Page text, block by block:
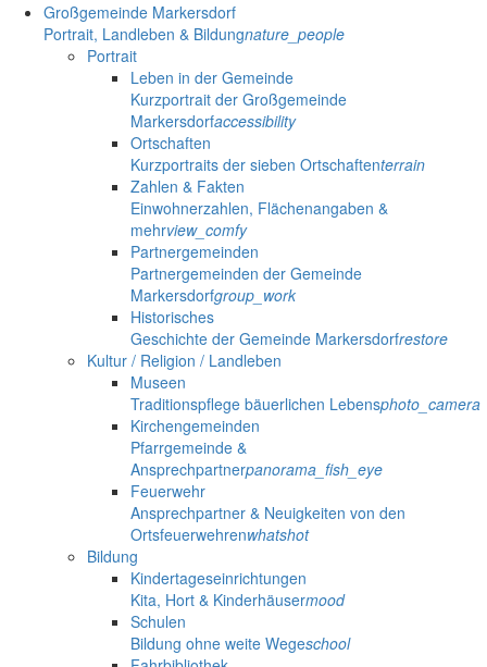
Großgemeinde Markersdorf
Portrait, Landleben & Bildungnature_people
Portrait
Leben in der Gemeinde
Kurzportrait der Großgemeinde
Markersdorfaccessibility
Ortschaften
Kurzportraits der sieben Ortschaftenterrain
Zahlen & Fakten
Einwohnerzahlen, Flächenangaben &
mehrview_comfy
Partnergemeinden
Partnergemeinden der Gemeinde
Markersdorfgroup_work
Historisches
Geschichte der Gemeinde Markersdorfrestore
Kultur / Religion / Landleben
Museen
Traditionspflege bäuerlichen Lebensphoto_camera
Kirchengemeinden
Pfarrgemeinde &
Ansprechpartnerpanorama_fish_eye
Feuerwehr
Ansprechpartner & Neuigkeiten von den
Ortsfeuerwehrenwhatshot
Bildung
Kindertageseinrichtungen
Kita, Hort & Kinderhäusermood
Schulen
Bildung ohne weite Wegeschool